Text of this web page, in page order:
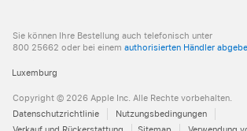
Sie können Ihre Bestellung auch telefonisch unter
800 25662 oder bei einem authorisierten Händler
Luxemburg
Copyright © 2026 Apple Inc. Alle Rechte vorbehalten.
Datenschutzrichtlinie
Nutzungsbedingungen